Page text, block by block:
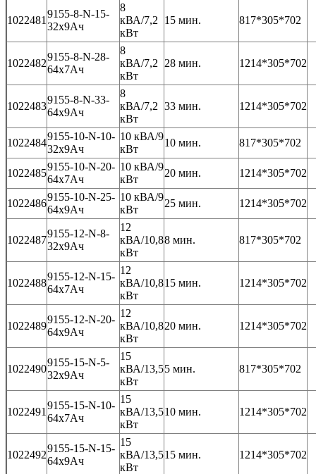
1022481
9155-8-N-15-
32x9Ач
8
кВА/7,2
кВт
15 мин. 817*305*702
1022482
9155-8-N-28-
64x7Ач
8
кВА/7,2
кВт
28 мин. 1214*305*702
1022483
9155-8-N-33-
64x9Ач
8
кВА/7,2
кВт
33 мин. 1214*305*702
1022484
9155-10-N-10-
32x9Ач
10 кВА/9
кВт
10 мин. 817*305*702
1022485
9155-10-N-20-
64x7Ач
10 кВА/9
кВт
20 мин. 1214*305*702
1022486
9155-10-N-25-
64x9Ач
10 кВА/9
кВт
25 мин. 1214*305*702
1022487
9155-12-N-8-
32x9Ач
12
кВА/10,8
кВт
8 мин. 817*305*702
1022488
9155-12-N-15-
64x7Ач
12
кВА/10,8
кВт
15 мин. 1214*305*702
1022489
9155-12-N-20-
64x9Ач
12
кВА/10,8
кВт
20 мин. 1214*305*702
1022490
9155-15-N-5-
32x9Ач
15
кВА/13,5
кВт
5 мин. 817*305*702
1022491
9155-15-N-10-
64x7Ач
15
кВА/13,5
кВт
10 мин. 1214*305*702
1022492
9155-15-N-15-
64x9Ач
15
кВА/13,5
кВт
15 мин. 1214*305*702